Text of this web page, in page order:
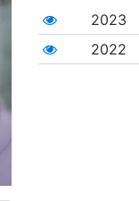
2023
2022